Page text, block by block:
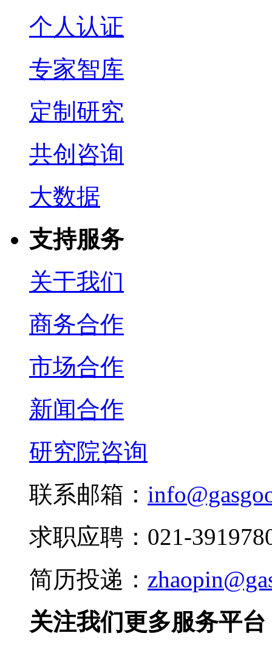
个人认证
专家智库
定制研究
共创咨询
大数据
支持服务
关于我们
商务合作
市场合作
新闻合作
研究院咨询
联系邮箱：
求职应聘：021-
简历投递：
关注我们更多服务平台